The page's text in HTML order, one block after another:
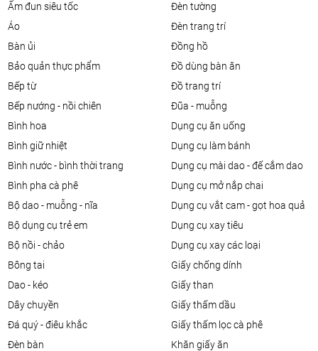
ấm đun siêu tốc
áo
bàn ủi
bảo quản thực phẩm
bếp từ
bếp nướng - nồi chiên
bình hoa
bình giữ nhiệt
bình nước - bình thời trang
bình pha cà phê
bộ dao - muỗng - nĩa
bộ dụng cụ trẻ em
bộ nồi - chảo
bông tai
dao - kéo
dây chuyền
đá quý - điêu khắc
đèn bàn
đèn tường
đèn trang trí
đồng hồ
đồ dùng bàn ăn
đồ trang trí
đũa - muỗng
dụng cụ ăn uống
dụng cụ làm bánh
dụng cụ mài dao - đế cắm dao
dụng cụ mở nắp chai
dụng cụ vắt cam - gọt hoa quả
dụng cụ xay tiêu
dụng cụ xay các loại
giấy chống dính
giấy than
giấy thấm dầu
giấy thấm lọc cà phê
khăn giấy ăn